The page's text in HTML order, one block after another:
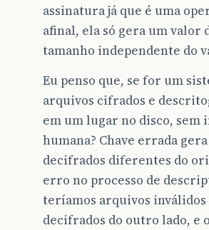
assinatura já que é uma
afinal, ela só gera um valor
tamanho independente do
Eu penso que, se for um
arquivos cifrados e
em um lugar no disco, sem
humana? Chave errada gera
decifrados diferentes do
erro no processo de
teríamos arquivos inválidos
decifrados do outro lado, e